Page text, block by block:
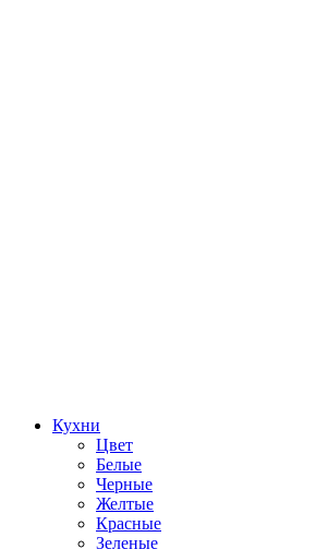
Кухни
Цвет
Белые
Черные
Желтые
Красные
Зеленые